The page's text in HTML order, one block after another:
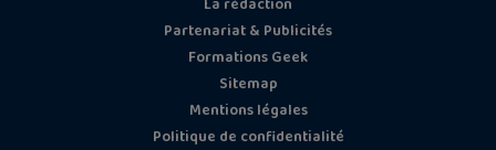
Partenariat & Publicités
Formations Geek
Sitemap
Mentions légales
Politique de confidentialité